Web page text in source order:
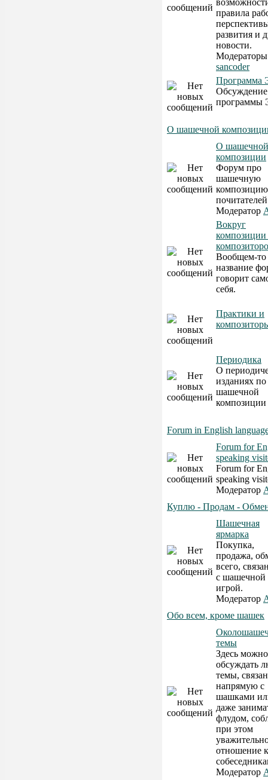
правила
развития и
новости.
sancoder
Программа
Обсуждение
программы
О шашечной
О шашечной
композиции
Форум про
шашечную
почитателей
Модератор
Вокруг
Вообщем-то
название
говорит
себя.
Практики и
Периодика
О
изданиях по
шашечной
композиции
Forum in English
Forum for
speaking
Forum for
speaking
Модератор
Куплю - Продам -
Шашечная
ярмарка
Покупка,
продажа,
всего,
с шашечной
игрой.
Модератор
Обо всем, кроме шашек
темы
Здесь можно
обсуждать
темы,
напрямую с
шашками
даже
флудом,
при этом
отношение к
Модератор